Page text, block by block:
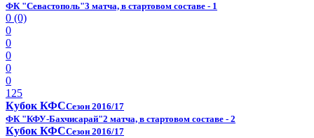
ФК "Севастополь"3 матча, в стартовом составе - 1
0 (0)
0
0
0
0
0
125
Кубок КФССезон 2016/17
ФК "КФУ-Бахчисарай"2 матча, в стартовом составе - 2
Кубок КФССезон 2016/17